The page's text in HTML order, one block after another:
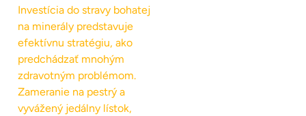
Investícia do stravy bohatej
na minerály predstavuje
efektívnu stratégiu, ako
predchádzať mnohým
zdravotným problémom.
Zameranie na pestrý a
vyvážený jedálny lístok,